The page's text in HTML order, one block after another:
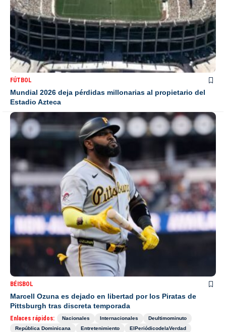
FÚTBOL
Mundial 2026 deja pérdidas millonarias al propietario del
Estadio Azteca
BÉISBOL
Marcell Ozuna es dejado en libertad por los Piratas de
Pittsburgh tras discreta temporada
Enlaces rápidos: Nacionales Internacionales
Deultimominuto
República Dominicana
Entretenimiento
ElPeriódicodelaVerdad